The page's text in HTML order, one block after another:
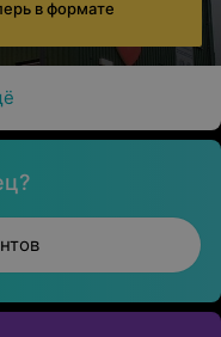
в формате